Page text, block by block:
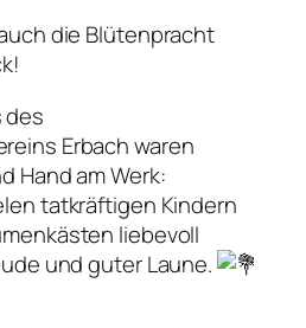
die Blütenpracht
des
Erbach waren
Hand am Werk:
tatkräftigen Kindern
liebevoll
und guter Laune.